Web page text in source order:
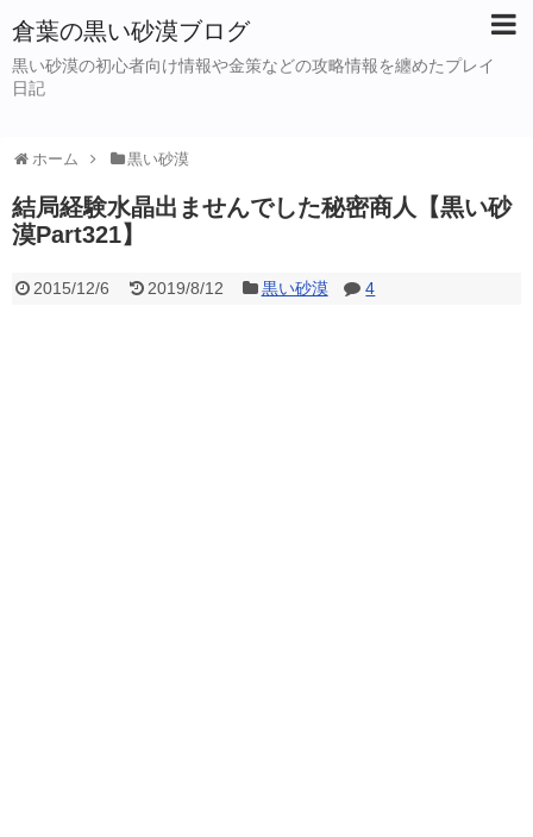
倉葉の黒い砂漠ブログ
黒い砂漠の初心者向け情報や金策などの攻略情報を纏めたプレイ
日記
ホーム 黒い砂漠
結局経験水晶出ませんでした秘密商人【黒い砂
漠Part321】
2015/12/6 2019/8/12 黒い砂漠 4